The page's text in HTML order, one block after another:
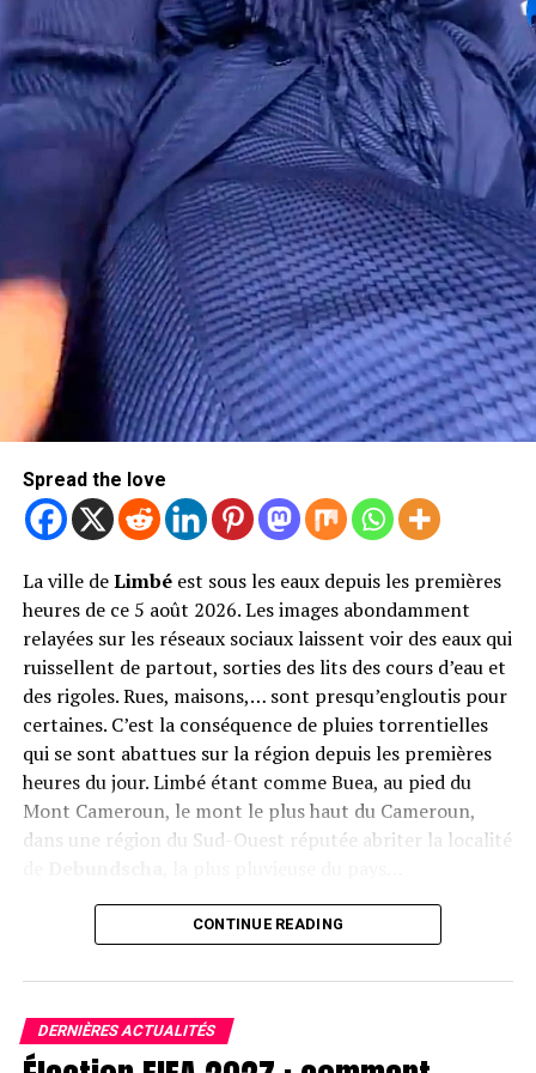
Spread the love
La ville deLimbé est sous les eaux depuis les premières
heures de ce 5 août 2026. Les images abondamment
relayées sur les réseaux sociaux laissent voir des eaux qui
ruissellent de partout, sorties des lits des cours d’eau et
des rigoles. Rues, maisons,… sont presqu’engloutis pour
certaines. C’est la conséquence de pluies torrentielles
qui se sont abattues sur la région depuis les premières
heures du jour. Limbé étant comme Buea, au pied du
Mont Cameroun, le mont le plus haut du Cameroun,
dans une région du Sud-Ouest réputée abriter la localité
Les corps des victimes(images des réseaux sociaux).
Le bilan provisoire parle de trois morts, selon des
sources concordantes : une femme enceinte, sa sœur et
La situation n’est pas encore revenue à la normale, et
les recherches se poursuivent encore dans les quartiers.
CONTINUE READING
DERNIÈRES ACTUALITÉS